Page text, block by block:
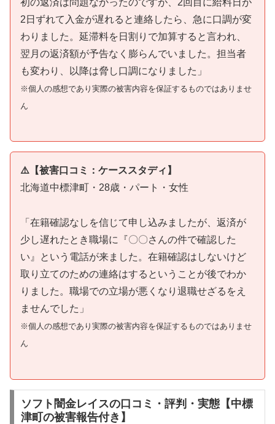
2日ずれて入金が遅れると連絡したら、急に口調が変
わりました。延滞料を日割りで加算すると言われ、
翌月の返済額が予告なく膨らんでいました。担当者
も変わり、以降は脅し口調になりました」
※個人の感想であり実際の被害内容を保証するものではありませ
ん
⚠️【被害口コミ：ケーススタディ】
北海道中標津町・28歳・パート・女性
「在籍確認なしを信じて申し込みましたが、返済が
少し遅れたとき職場に『〇〇さんの件で確認した
い』という電話が来ました。在籍確認はしないけど
取り立てのための連絡はするということが後でわか
りました。職場での立場が悪くなり退職せざるをえ
ませんでした」
※個人の感想であり実際の被害内容を保証するものではありませ
ん
ソフト闇金レイスの口コミ・評判・実態【中標
津町の被害報告付き】